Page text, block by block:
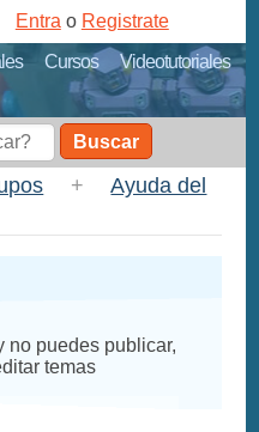
Cursos
Videotutoriales
Entra o Registrate
Buscar
+
Ayuda del
no puedes publicar,
temas